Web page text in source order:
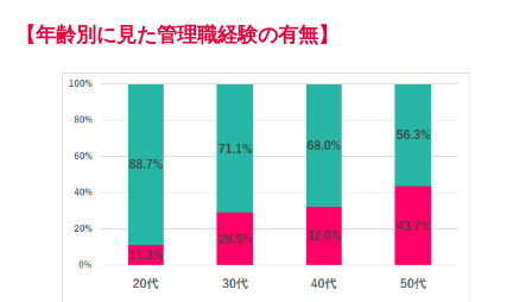
【年齢別に見た管理職経験の有無】